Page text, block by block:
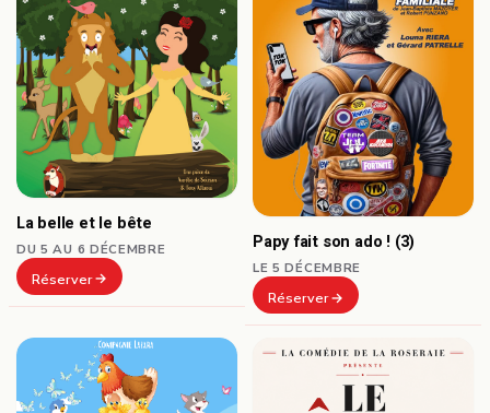
La belle et le bête
DU 5 AU 6 DÉCEMBRE
Réserver
Papy fait son ado ! (3)
LE 5 DÉCEMBRE
Réserver